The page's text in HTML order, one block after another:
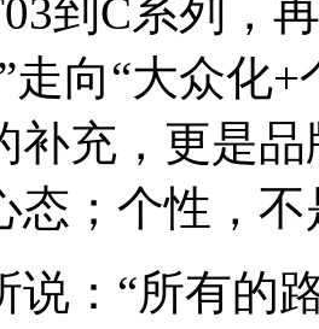
到C系列，
走向“大众化
补充，更是
态；个性，
说：“所有的